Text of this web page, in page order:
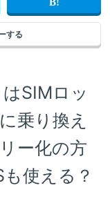
する
SIMロッ
乗り換え
ー化の方
使える？